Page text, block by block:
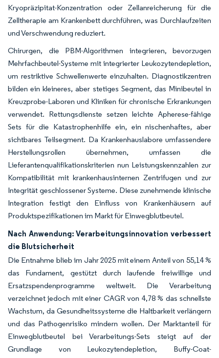
Kryopräzipitat-Konzentration oder Zellanreicherung für die
Zelltherapie am Krankenbett durchführen, was Durchlaufzeiten
und Verschwendung reduziert.
Chirurgen, die PBM-Algorithmen integrieren, bevorzugen
Mehrfachbeutel-Systeme mit integrierter Leukozytendepletion,
um restriktive Schwellenwerte einzuhalten. Diagnostikzentren
bilden ein kleineres, aber stetiges Segment, das Minibeutel in
Kreuzprobe-Laboren und Kliniken für chronische Erkrankungen
verwendet. Rettungsdienste setzen leichte Apherese-fähige
Sets für die Katastrophenhilfe ein, ein nischenhaftes, aber
sichtbares Teilsegment. Da Krankenhauslabore umfassendere
Herstellungsrollen übernehmen, umfassen die
Lieferantenqualifikationskriterien nun Leistungskennzahlen zur
Kompatibilität mit krankenhausinternen Zentrifugen und zur
Integrität geschlossener Systeme. Diese zunehmende klinische
Integration festigt den Einfluss von Krankenhäusern auf
Produktspezifikationen im Markt für Einwegblutbeutel.
Nach Anwendung: Verarbeitungsinnovation verbessert
die Blutsicherheit
Die Entnahme blieb im Jahr 2025 mit einem Anteil von 55,14 %
das Fundament, gestützt durch laufende freiwillige und
Ersatzspendenprogramme weltweit. Die Verarbeitung
verzeichnet jedoch mit einer CAGR von 4,78 % das schnellste
Wachstum, da Gesundheitssysteme die Haltbarkeit verlängern
und das Pathogenrisiko mindern wollen. Der Marktanteil für
Einwegblutbeutel bei Verarbeitungs-Sets steigt auf der
Grundlage von Leukozytendepletion, Buffy-Coat-